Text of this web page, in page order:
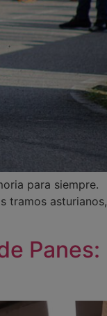
para siempre.
tramos asturianos,
Panes: